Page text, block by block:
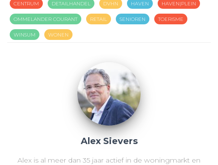
CENTRUM DETAILHANDEL DVHN HAVEN HAVEN|PLEIN
OMMELANDER COURANT RETAIL SENIOREN TOERISME
WINSUM WONEN
Alex Sievers
Alex is al meer dan 35 jaar actief in de woningmarkt en